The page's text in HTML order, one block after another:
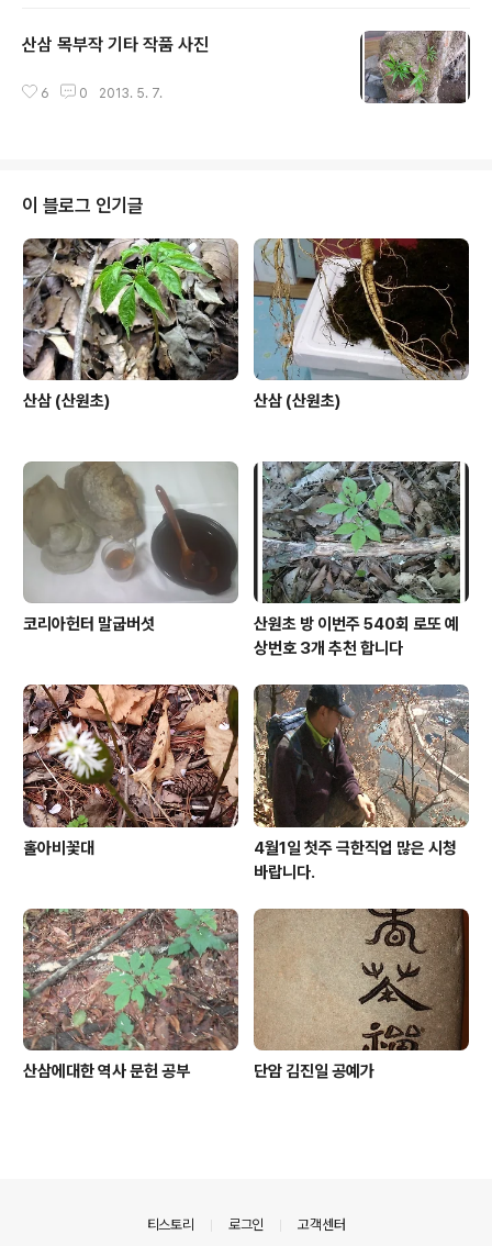
산삼 목부작 기타 작품 사진
6 0 2013. 5. 7.
이 블로그 인기글
산삼 (산원초) 산삼 (산원초)
코리아헌터 말굽버섯
산원초 방 이번주 540회 로또 예
상번호 3개 추천 합니다
홀아비꽃대
4월1일 첫주 극한직업 많은 시청
바랍니다.
산삼에대한 역사 문헌 공부 단암 김진일 공예가
티스토리 로그인 고객센터